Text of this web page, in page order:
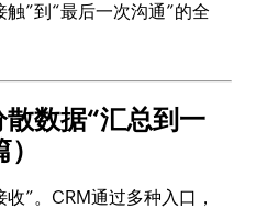
”到“最后一次沟通”的全
数据“汇总到一
”。CRM通过多种入口，